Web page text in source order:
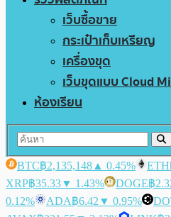
เว็บซื้อขาย
กระเป๋าเก็บเหรียญ
เครื่องขุด
เว็บขุดแบบ Cloud
ห้องเรียน
BTC฿2,135,148 ▲ 0.45% ETH
XRP฿35.33▼ 1.43% DOGE฿
0.12%
ADA฿6.42 ▼ 0.95%